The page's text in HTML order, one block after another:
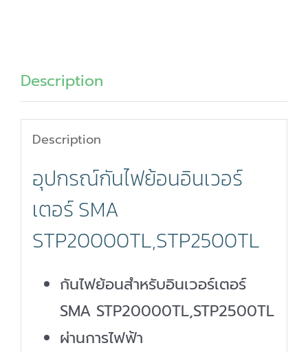
Description
Description
อุปกรณ์กันไฟย้อนอินเวอร์
เตอร์ SMA
STP20000TL,STP2500TL
กันไฟย้อนสำหรับอินเวอร์เตอร์
SMA STP20000TL,STP2500TL
ผ่านการไฟฟ้า